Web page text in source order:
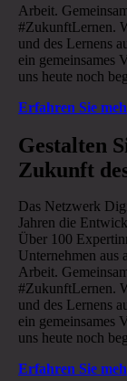
Arbeit.
#ZukunftLernen.
und des Lernens
ein gemeinsames
uns heute noch
Erfahren Sie
Gestalten
Zukunft
Das Netzwerk
Jahren die
Über 100
Unternehmen aus
Arbeit.
#ZukunftLernen.
und des Lernens
ein gemeinsames
uns heute noch
Erfahren Sie